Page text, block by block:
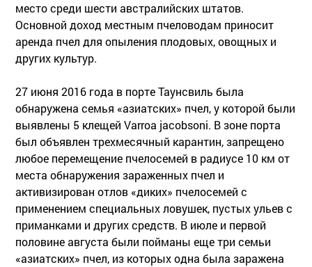
место среди шести австралийских штатов.
Основной доход местным пчеловодам приносит
аренда пчел для опыления плодовых, овощных и
других культур.
27 июня 2016 года в порте Таунсвиль была
обнаружена семья «азиатских» пчел, у которой были
выявлены 5 клещей Varroa jacobsoni. В зоне порта
был объявлен трехмесячный карантин, запрещено
любое перемещение пчелосемей в радиусе 10 км от
места обнаружения зараженных пчел и
активизирован отлов «диких» пчелосемей с
применением специальных ловушек, пустых ульев с
приманками и других средств. В июле и первой
половине августа были пойманы еще три семьи
«азиатских» пчел, из которых одна была заражена